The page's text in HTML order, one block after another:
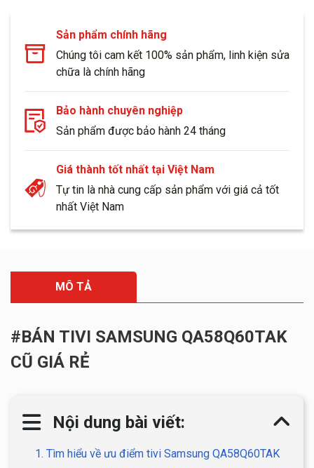
Sản phẩm chính hãng
Chúng tôi cam kết 100% sản phẩm, linh kiện sửa
chữa là chính hãng
Bảo hành chuyên nghiệp
Sản phẩm được bảo hành 24 tháng
Giá thành tốt nhất tại Việt Nam
Tự tin là nhà cung cấp sản phẩm với giá cả tốt
nhất Việt Nam
MÔ TẢ
#BÁN TIVI SAMSUNG QA58Q60TAK
CŨ GIÁ RẺ
Nội dung bài viết:
1. Tìm hiểu về ưu điểm tivi Samsung QA58Q60TAK